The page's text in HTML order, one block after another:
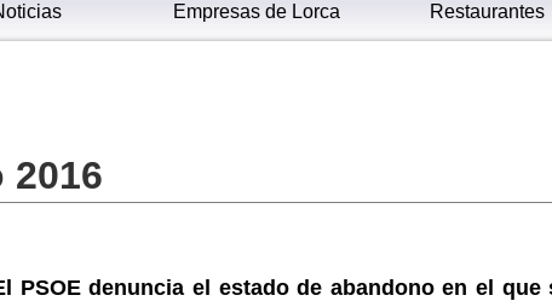
Empresas de Lorca Restaurantes
PSOE denuncia el estado de abandono en el que